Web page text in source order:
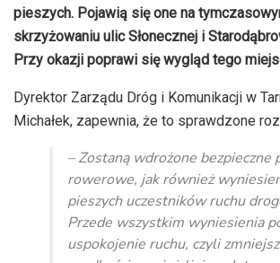
pieszych. Pojawią się one na
skrzyżowaniu ulic Słonecznej i
Przy okazji poprawi się wygląd tego
Dyrektor Zarządu Dróg i Komunikacji w
Michałek, zapewnia, że to sprawdzone
– Zostaną wdrożone bezpieczne
rowerowe, jak również
pieszych uczestników ruchu
Przede wszystkim wyniesienia
uspokojenie ruchu, czyli